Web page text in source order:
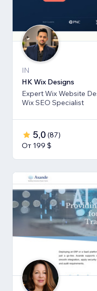
IN
HK Wix Designs
Expert Wix Website
Wix SEO Specialist
5,0 (87)
От 199 $